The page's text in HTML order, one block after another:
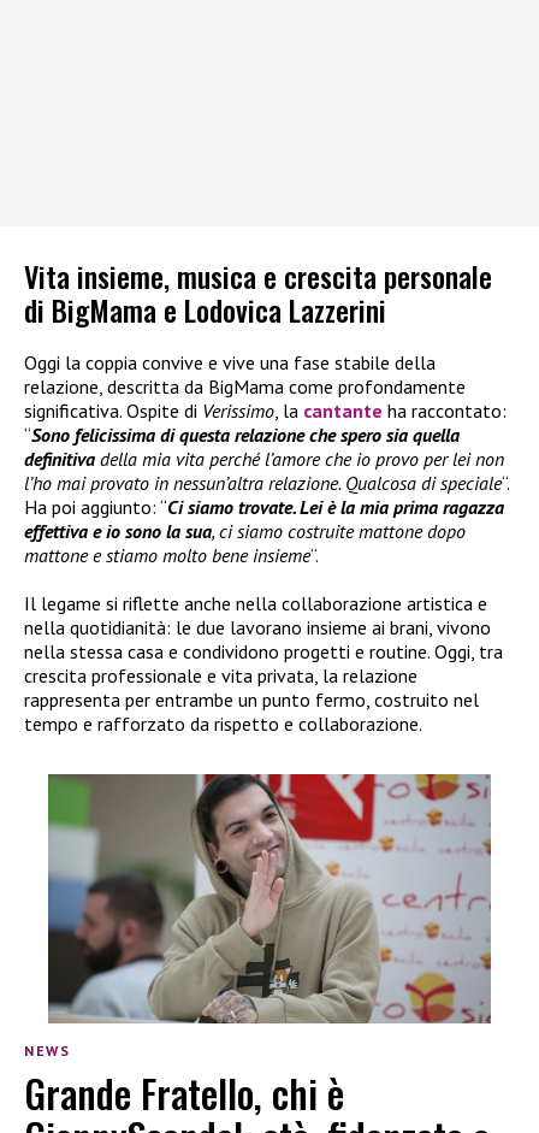
Vita insieme, musica e crescita personale
di BigMama e Lodovica Lazzerini
Oggi la coppia convive e vive una fase stabile della
relazione, descritta da BigMama come profondamente
significativa. Ospite di Verissimo , la cantante ha raccontato:
“Sono felicissima di questa relazione che spero sia quella
definitiva della mia vita perché l’amore che io provo per lei non
l’ho mai provato in nessun’altra relazione. Qualcosa di speciale“.
Ha poi aggiunto: “Ci siamo trovate. Lei è la mia prima ragazza
effettiva e io sono la sua, ci siamo costruite mattone dopo
mattone e stiamo molto bene insieme“.
Il legame si riflette anche nella collaborazione artistica e
nella quotidianità: le due lavorano insieme ai brani, vivono
nella stessa casa e condividono progetti e routine. Oggi, tra
crescita professionale e vita privata, la relazione
rappresenta per entrambe un punto fermo, costruito nel
tempo e rafforzato da rispetto e collaborazione.
NEWS
Grande Fratello, chi è